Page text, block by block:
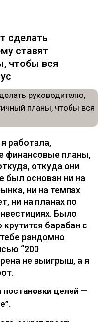
сделать
ставят
чтобы вся
работала,
финансовые планы,
откуда они
был основан ни на
ни на темпах
ни на планах по
Было
барабан с
рандомно
“200
не выигрыш, а я
постановки целей —